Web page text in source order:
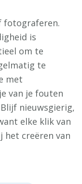
fotograferen.
is
om te
te
met
van je fouten
nieuwsgierig,
elke klik van
het creëren van